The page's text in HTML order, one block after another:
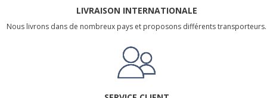
LIVRAISON INTERNATIONALE
Nous livrons dans de nombreux pays et proposons différents transporteurs.